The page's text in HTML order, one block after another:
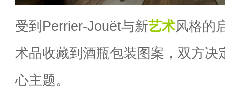
受到Perrier-Jouët与新艺术风格的
术品收藏到酒瓶包装图案，双方决
心主题。